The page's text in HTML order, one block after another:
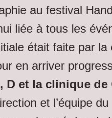
au festival
liée à tous les
était faite par la
en arriver
D et la clinique de
et l’équipe